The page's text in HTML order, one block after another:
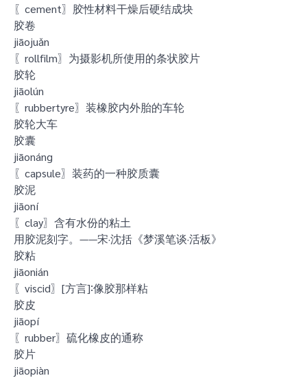
〖cement〗胶性材料干燥后硬结成块
胶卷
jiāojuǎn
〖rollfilm〗为摄影机所使用的条状胶片
胶轮
jiāolún
〖rubbertyre〗装橡胶内外胎的车轮
胶轮大车
胶囊
jiāonáng
〖capsule〗装药的一种胶质囊
胶泥
jiāoní
〖clay〗含有水份的粘土
用胶泥刻字。——宋·沈括《梦溪笔谈·活板》
胶粘
jiāonián
〖viscid〗[方言]∶像胶那样粘
胶皮
jiāopí
〖rubber〗硫化橡皮的通称
胶片
jiāopiàn